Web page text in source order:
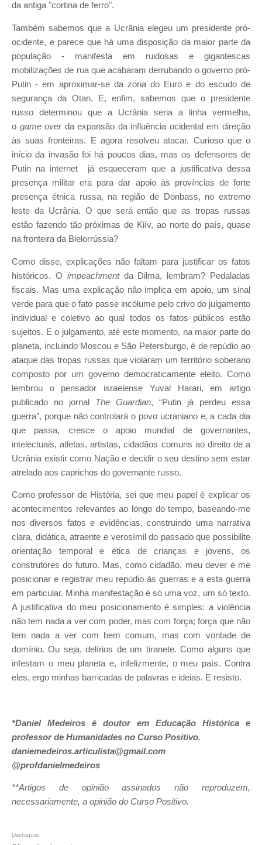
da antiga "cortina de ferro".
Também sabemos que a Ucrânia elegeu um presidente pró-
ocidente, e parece que há uma disposição da maior parte da
população - manifesta em ruidosas e gigantescas
mobilizações de rua que acabaram derrubando o governo pró-
Putin - em aproximar-se da zona do Euro e do escudo de
segurança da Otan. E, enfim, sabemos que o presidente
russo determinou que a Ucrânia seria a linha vermelha,
o game overda expansão da influência ocidental em direção
às suas fronteiras. E agora resolveu atacar. Curioso que o
início da invasão foi há poucos dias, mas os defensores de
Putin na internet já esqueceram que a justificativa dessa
presença militar era para dar apoio às províncias de forte
presença étnica russa, na região de Donbass, no extremo
leste da Ucrânia. O que será então que as tropas russas
estão fazendo tão próximas de Kiív, ao norte do país, quase
na fronteira da Bielorrússia?
Como disse, explicações não faltam para justificar os fatos
históricos. O impeachmentda Dilma, lembram? Pedaladas
fiscais. Mas uma explicação não implica em apoio, um sinal
verde para que o fato passe incólume pelo crivo do julgamento
individual e coletivo ao qual todos os fatos públicos estão
sujeitos. E o julgamento, até este momento, na maior parte do
planeta, incluindo Moscou e São Petersburgo, é de repúdio ao
ataque das tropas russas que violaram um território soberano
composto por um governo democraticamente eleito. Como
lembrou o pensador israelense Yuval Harari, em artigo
publicado no jornal The Guardian, “Putin já perdeu essa
guerra”, porque não controlará o povo ucraniano e, a cada dia
que passa, cresce o apoio mundial de governantes,
intelectuais, atletas, artistas, cidadãos comuns ao direito de a
Ucrânia existir como Nação e decidir o seu destino sem estar
atrelada aos caprichos do governante russo.
Como professor de História, sei que meu papel é explicar os
acontecimentos relevantes ao longo do tempo, baseando-me
nos diversos fatos e evidências, construindo uma narrativa
clara, didática, atraente e verosímil do passado que possibilite
orientação temporal e ética de crianças e jovens, os
construtores do futuro. Mas, como cidadão, meu dever é me
posicionar e registrar meu repúdio às guerras e a esta guerra
em particular. Minha manifestação é só uma voz, um só texto.
A justificativa do meu posicionamento é simples: a violência
não tem nada a ver com poder, mas com força; força que não
tem nada a ver com bem comum, mas com vontade de
domínio. Ou seja, delírios de um tiranete. Como alguns que
infestam o meu planeta e, infelizmente, o meu país. Contra
eles, ergo minhas barricadas de palavras e ideias. E resisto.
*Daniel Medeiros é doutor em Educação Histórica e
professor de Humanidades no Curso Positivo.
daniemedeiros.articulista@gmail.com
@profdanielmedeiros
**Artigos de opinião assinados não reproduzem,
necessariamente, a opinião do Curso Positivo.
Destaques